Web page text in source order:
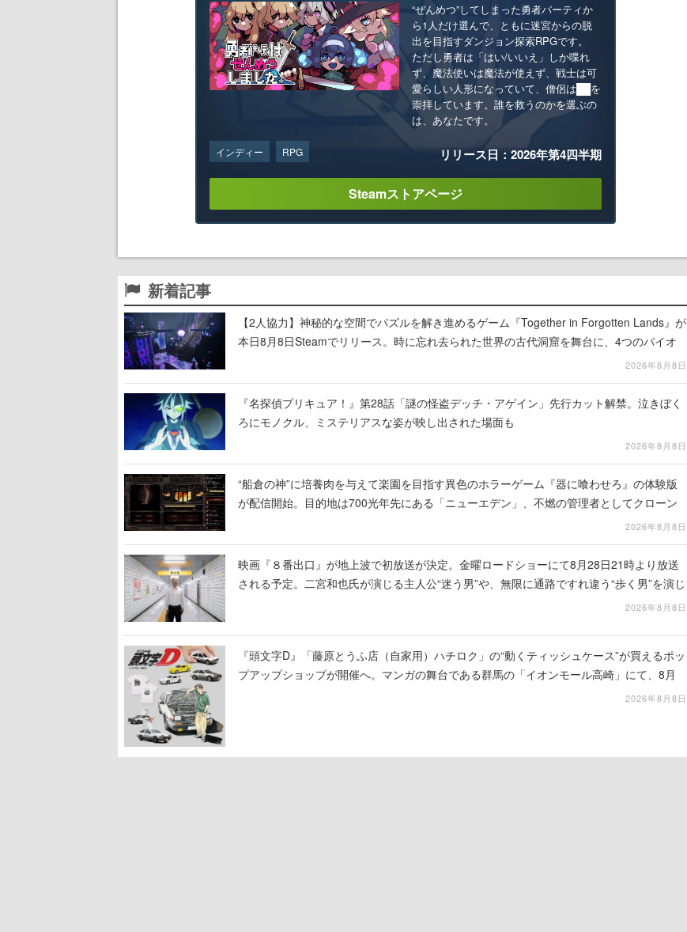
“ぜんめつ”してしまった勇者パーティか
ら1人だけ選んで、ともに迷宮からの脱
出を目指すダンジョン探索RPGです。
ただし勇者は「はい/いいえ」しか喋れ
ず、魔法使いは魔法が使えず、戦士は可
愛らしい人形になっていて、僧侶は██を
崇拝しています。誰を救うのかを選ぶの
は、あなたです。
インディー RPG リリース日：2026年第4四半期
Steamストアページ
新着記事
【2人協力】神秘的な空間でパズルを解き進めるゲーム『Together in Forgotten Lands』が
本日8月8日Steamでリリース。時に忘れ去られた世界の古代洞窟を舞台に、4つのバイオ
2026年8月8日
『名探偵プリキュア！』第28話「謎の怪盗デッチ・アゲイン」先行カット解禁。泣きぼく
ろにモノクル、ミステリアスな姿が映し出された場面も
2026年8月8日
“船倉の神”に培養肉を与えて楽園を目指す異色のホラーゲーム『器に喰わせろ』の体験版
が配信開始。目的地は700光年先にある「ニューエデン」、不燃の管理者としてクローン
2026年8月8日
映画『８番出口』が地上波で初放送が決定。金曜ロードショーにて8月28日21時より放送
される予定。二宮和也氏が演じる主人公“迷う男”や、無限に通路ですれ違う“歩く男”を演じ
2026年8月8日
『頭文字D』「藤原とうふ店（自家用）ハチロク」の“動くティッシュケース”が買えるポッ
プアップショップが開催へ。マンガの舞台である群馬の「イオンモール高崎」にて、8月
2026年8月8日